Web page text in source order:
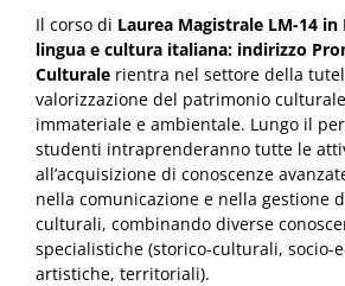
Il corso di Laurea Magistrale LM-14
lingua e cultura italiana: indirizzo
Culturale rientra nel settore della
valorizzazione del patrimonio
immateriale e ambientale. Lungo il
studenti intraprenderanno tutte le
all’acquisizione di conoscenze
nella comunicazione e nella gestione
culturali, combinando diverse
specialistiche (storico-culturali, socio-
artistiche, territoriali).